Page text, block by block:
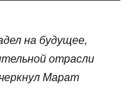
на будущее,
отрасли
Марат